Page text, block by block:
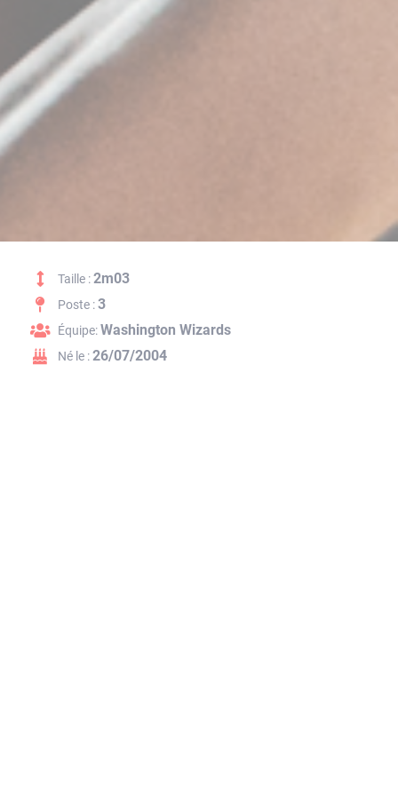
Taille :2m03
Poste :3
Équipe:Washington Wizards
Né le :26/07/2004